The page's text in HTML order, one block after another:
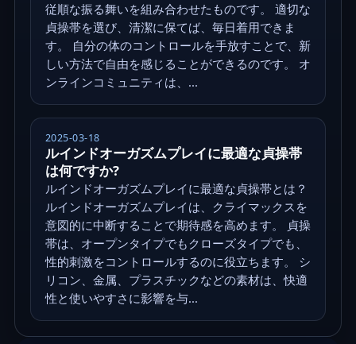
従順な振る舞いを組み合わせたものです。 適切な
貞操帯を選び、清潔に保てば、毎日着用できま
す。 自分の体のコントロールを手放すことで、新
しい方法で自由を感じることができるのです。 オ
ンラインコミュニティは、...
2025-03-18
ルインドオーガズムプレイに最適な貞操帯
は何ですか?
ルインドオーガズムプレイに最適な貞操帯とは？
ルインドオーガズムプレイは、クライマックスを
意図的に中断することで期待感を高めます。 貞操
帯は、オープンタイプでもクローズタイプでも、
性的刺激をコントロールするのに役立ちます。 シ
リコン、金属、プラスチックなどの素材は、快適
性と使いやすさに影響を与...